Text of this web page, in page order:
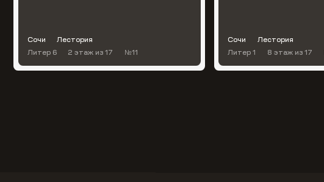
Сочи
Лестория
Литер 6
2 этаж из 17 №11
Сочи
Лестория
Литер 1
8 этаж из 17